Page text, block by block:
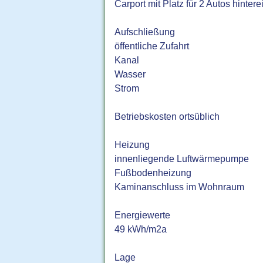
Carport mit Platz für 2 Autos
Aufschließung
öffentliche Zufahrt
Kanal
Wasser
Strom
Betriebskosten ortsüblich
Heizung
innenliegende Luftwärmepumpe
Fußbodenheizung
Kaminanschluss im Wohnraum
Energiewerte
49 kWh/m2a
Lage